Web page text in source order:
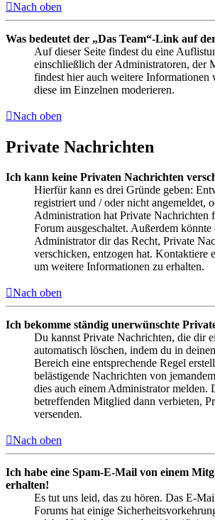
Nach oben
Was bedeutet der „Das Team“-Link auf
Auf dieser Seite findest du eine
einschließlich der Administratoren, der
findest hier auch weitere Informationen
diese im Einzelnen moderieren.
Nach oben
Private Nachrichten
Ich kann keine Privaten Nachrichten
Hierfür kann es drei Gründe geben:
registriert und / oder nicht angemeldet,
Administration hat Private Nachrichten
Forum ausgeschaltet. Außerdem könnte
Administrator dir das Recht, Private
verschicken, entzogen hat. Kontaktiere
um weitere Informationen zu erhalten.
Nach oben
Ich bekomme ständig unerwünschte
Du kannst Private Nachrichten, die dir
automatisch löschen, indem du in
Bereich eine entsprechende Regel
belästigende Nachrichten von
dies auch einem Administrator melden.
betreffenden Mitglied dann verbieten,
versenden.
Nach oben
Ich habe eine Spam-E-Mail von einem
erhalten!
Es tut uns leid, das zu hören. Das E-
Forums hat einige